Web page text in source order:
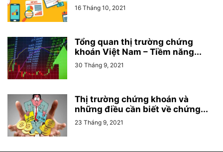
16 Tháng 10, 2021
Tổng quan thị trường chứng
khoán Việt Nam – Tiềm năng...
30 Tháng 9, 2021
Thị trường chứng khoán và
những điều cần biết về chứng...
23 Tháng 9, 2021